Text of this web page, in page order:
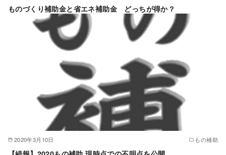
ものづくり補助金と省エネ補助金 どっちが得か？
2020年3月10日 もの補助